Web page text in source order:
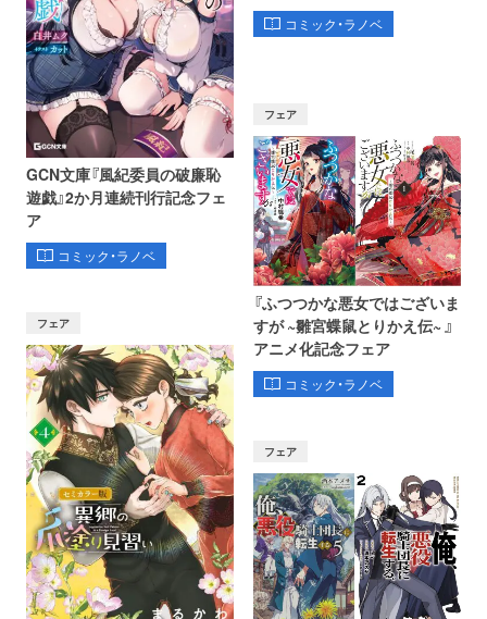
GCN文庫『風紀委員の破廉恥
遊戯』2か月連続刊行記念フェ
ア
コミック・ラノベ
コミック・ラノベ
フェア
フェア
『ふつつかな悪女ではございま
すが ~雛宮蝶鼠とりかえ伝~ 』
アニメ化記念フェア
コミック・ラノベ
フェア